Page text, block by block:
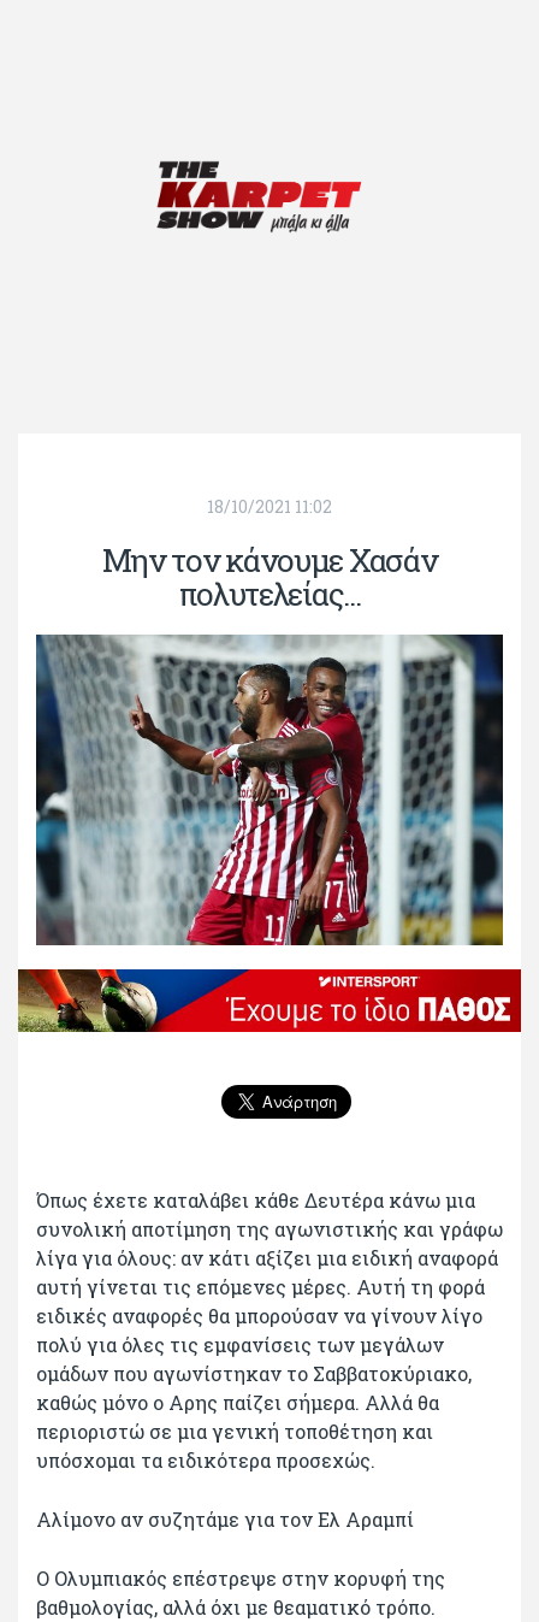
18/10/2021 11:02
Μην τον κάνουμε Χασάν
πολυτελείας...
Όπως έχετε καταλάβει κάθε Δευτέρα κάνω μια
συνολική αποτίμηση της αγωνιστικής και γράφω
λίγα για όλους: αν κάτι αξίζει μια ειδική αναφορά
αυτή γίνεται τις επόμενες μέρες. Αυτή τη φορά
ειδικές αναφορές θα μπορούσαν να γίνουν λίγο
πολύ για όλες τις εμφανίσεις των μεγάλων
ομάδων που αγωνίστηκαν το Σαββατοκύριακο,
καθώς μόνο ο Αρης παίζει σήμερα. Αλλά θα
περιοριστώ σε μια γενική τοποθέτηση και
υπόσχομαι τα ειδικότερα προσεχώς.
Αλίμονο αν συζητάμε για τον Ελ Αραμπί
Ο Ολυμπιακός επέστρεψε στην κορυφή της
βαθμολογίας, αλλά όχι με θεαματικό τρόπο.